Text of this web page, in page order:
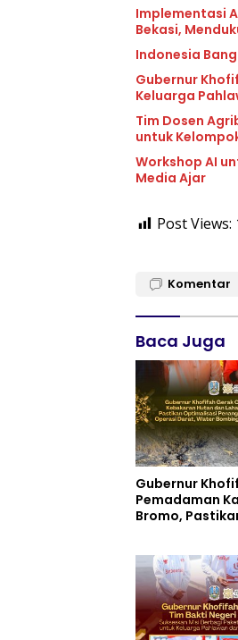
Implementasi
Bekasi,
Indonesia
Gubernur
Keluarga
Tim Dosen
untuk
Workshop AI
Media Ajar
Post Views:
Komentar
Baca Juga
Gubernur
Pemadaman
Bromo,